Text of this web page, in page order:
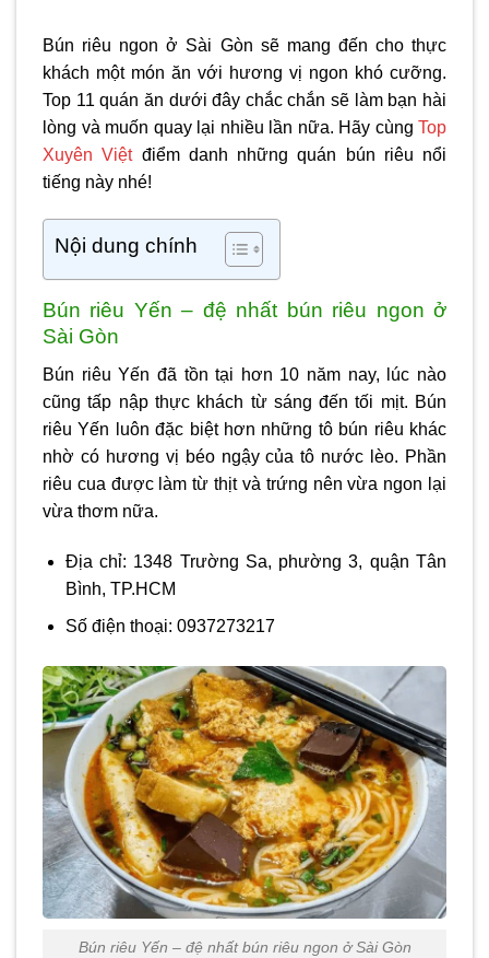
Bún riêu ngon ở Sài Gòn sẽ mang đến cho thực
khách một món ăn với hương vị ngon khó cưỡng.
Top 11 quán ăn dưới đây chắc chắn sẽ làm bạn hài
lòng và muốn quay lại nhiều lần nữa. Hãy cùng Top
Xuyên Việtđiểm danh những quán bún riêu nổi
tiếng này nhé!
Nội dung chính
Bún riêu Yến – đệ nhất bún riêu ngon ở
Sài Gòn
Bún riêu Yến đã tồn tại hơn 10 năm nay, lúc nào
cũng tấp nập thực khách từ sáng đến tối mịt. Bún
riêu Yến luôn đặc biệt hơn những tô bún riêu khác
nhờ có hương vị béo ngậy của tô nước lèo. Phần
riêu cua được làm từ thịt và trứng nên vừa ngon lại
vừa thơm nữa.
Địa chỉ: 1348 Trường Sa, phường 3, quận Tân
Bình, TP.HCM
Số điện thoại: 0937273217
Bún riêu Yến – đệ nhất bún riêu ngon ở Sài Gòn